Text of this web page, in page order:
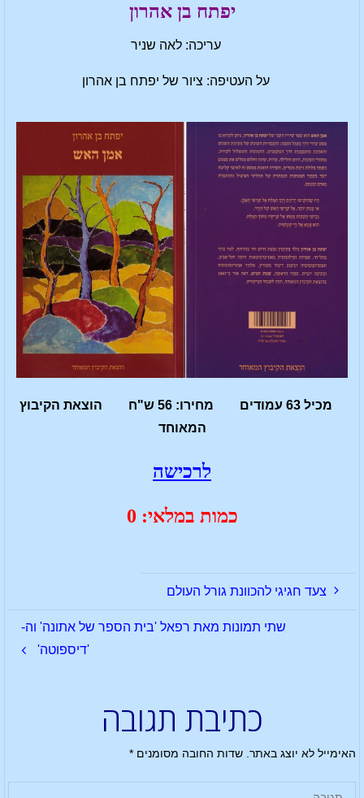
יפתח בן אהרון
עריכה: לאה שניר
על העטיפה: ציור של יפתח בן אהרון
מכיל 63 עמודים מחירו: 56 ש"ח הוצאת הקיבוץ
המאוחד
לרכישה
כמות במלאי: 0
צעד חגיגי להכוונת גורל העולם
שתי תמונות מאת רפאל 'בית הספר של אתונה' וה-
'דיספוטה'
כתיבת תגובה
האימייל לא יוצג באתר. שדות החובה מסומנים*